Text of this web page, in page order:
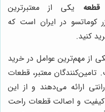
یکی از معتبرترین
کوماتسو در ایران است که
کنید.
از مهم‌ترین عوامل در خرید
معتبر، قطعات
ارائه می‌دهند و از این
کیفیت و اصالت قطعات راحت